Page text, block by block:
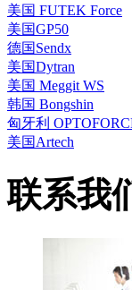
美国 FUTEK Force
美国GP50
德国Sendx
美国Dytran
美国 Meggit WS
韩国 Bongshin
匈牙利
美国Artech
联系我